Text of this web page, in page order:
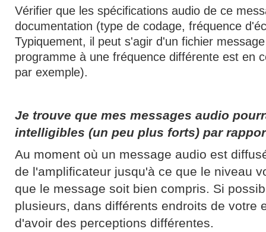
Vérifier que les spécifications audio de ce
documentation (type de codage, fréquence
Typiquement, il peut s'agir d'un fichier
programme à une fréquence différente est en
par exemple).
Je trouve que mes messages audio
intelligibles (un peu plus forts) par
Au moment où un message audio est
de l'amplificateur jusqu'à ce que le niveau
que le message soit bien compris. Si
plusieurs, dans différents endroits de votre
d'avoir des perceptions différentes.